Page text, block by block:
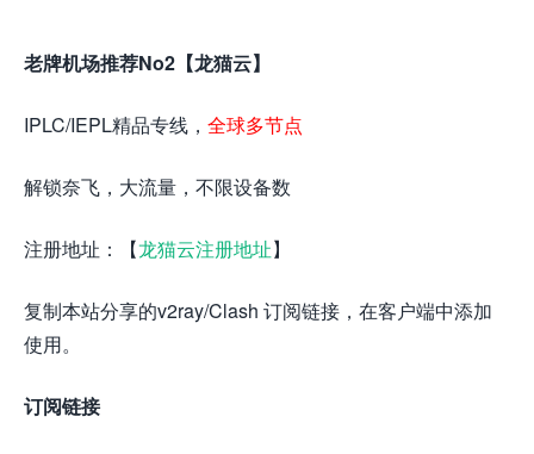
老牌机场推荐No2【龙猫云】
IPLC/IEPL精品专线， 全球多节点
解锁奈飞，大流量，不限设备数
注册地址：【龙猫云注册地址】
复制本站分享的v2ray/Clash 订阅链接，在客户端中添加
使用。
订阅链接